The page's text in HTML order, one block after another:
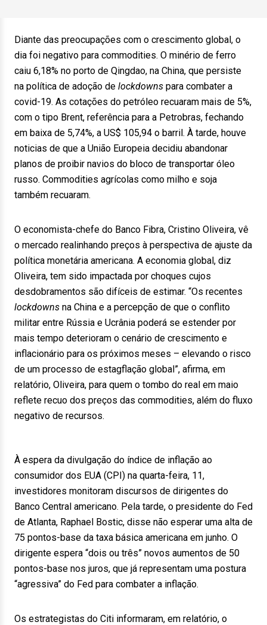
Diante das preocupações com o crescimento global, o
dia foi negativo para commodities. O minério de ferro
caiu 6,18% no porto de Qingdao, na China, que persiste
na política de adoção de lockdowns para combater a
covid-19. As cotações do petróleo recuaram mais de 5%,
com o tipo Brent, referência para a Petrobras, fechando
em baixa de 5,74%, a US$ 105,94 o barril. À tarde, houve
noticias de que a União Europeia decidiu abandonar
planos de proibir navios do bloco de transportar óleo
russo. Commodities agrícolas como milho e soja
também recuaram.
O economista-chefe do Banco Fibra, Cristino Oliveira, vê
o mercado realinhando preços à perspectiva de ajuste da
política monetária americana. A economia global, diz
Oliveira, tem sido impactada por choques cujos
desdobramentos são difíceis de estimar. “Os recentes
lockdowns na China e a percepção de que o conflito
militar entre Rússia e Ucrânia poderá se estender por
mais tempo deterioram o cenário de crescimento e
inflacionário para os próximos meses – elevando o risco
de um processo de estagflação global”, afirma, em
relatório, Oliveira, para quem o tombo do real em maio
reflete recuo dos preços das commodities, além do fluxo
negativo de recursos.
À espera da divulgação do índice de inflação ao
consumidor dos EUA (CPI) na quarta-feira, 11,
investidores monitoram discursos de dirigentes do
Banco Central americano. Pela tarde, o presidente do Fed
de Atlanta, Raphael Bostic, disse não esperar uma alta de
75 pontos-base da taxa básica americana em junho. O
dirigente espera “dois ou três” novos aumentos de 50
pontos-base nos juros, que já representam uma postura
“agressiva” do Fed para combater a inflação.
Os estrategistas do Citi informaram, em relatório, o